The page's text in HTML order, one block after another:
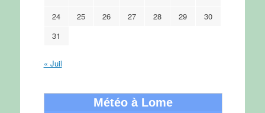
24
25 26 27 28 29
30
31
« Juil
Météo à Lome